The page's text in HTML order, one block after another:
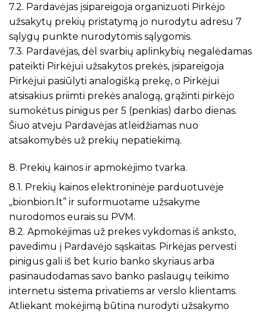
7.2. Pardavėjas įsipareigoja organizuoti Pirkėjo
užsakytų prekių pristatymą jo nurodytu adresu 7
sąlygų punkte nurodytomis sąlygomis.
7.3. Pardavėjas, dėl svarbių aplinkybių negalėdamas
pateikti Pirkėjui užsakytos prekės, įsipareigoja
Pirkėjui pasiūlyti analogišką prekę, o Pirkėjui
atsisakius priimti prekės analogą, grąžinti pirkėjo
sumokėtus pinigus per 5 (penkias) darbo dienas.
Šiuo atveju Pardavėjas atleidžiamas nuo
atsakomybės už prekių nepatiekimą.
8. Prekių kainos ir apmokėjimo tvarka.
8.1. Prekių kainos elektroninėje parduotuvėje
„bionbion.lt” ir suformuotame užsakyme
nurodomos eurais su PVM.
8.2. Apmokėjimas už prekes vykdomas iš anksto,
pavedimu į Pardavėjo sąskaitas. Pirkėjas pervesti
pinigus gali iš bet kurio banko skyriaus arba
pasinaudodamas savo banko paslaugų teikimo
internetu sistema privatiems ar verslo klientams.
Atliekant mokėjimą būtina nurodyti užsakymo